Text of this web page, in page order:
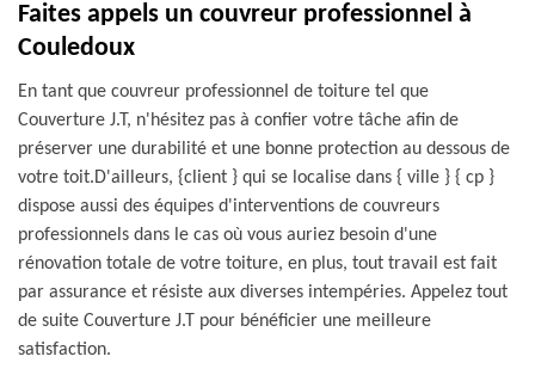
Faites appels un couvreur professionnel à
Couledoux
En tant que couvreur professionnel de toiture tel que
Couverture J.T, n'hésitez pas à confier votre tâche afin de
préserver une durabilité et une bonne protection au dessous de
votre toit.D'ailleurs, {client } qui se localise dans { ville } { cp }
dispose aussi des équipes d'interventions de couvreurs
professionnels dans le cas où vous auriez besoin d'une
rénovation totale de votre toiture, en plus, tout travail est fait
par assurance et résiste aux diverses intempéries. Appelez tout
de suite Couverture J.T pour bénéficier une meilleure
satisfaction.